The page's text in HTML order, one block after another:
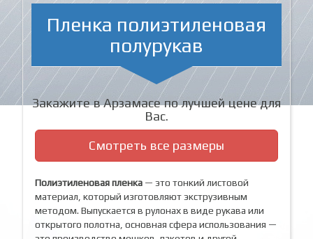
Пленка полиэтиленовая
полурукав
Закажите в Арзамасе по лучшей цене для
Вас.
Смотреть все размеры
Полиэтиленовая пленка — это тонкий листовой
материал, который изготовляют экструзивным
методом. Выпускается в рулонах в виде рукава или
открытого полотна, основная сфера использования —